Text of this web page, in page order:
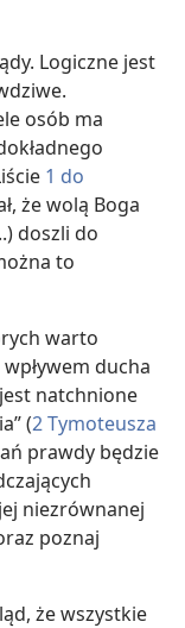
Logiczne jest
osób ma
1 do
że wolą Boga
doszli do
to
warto
ducha
jest natchnione
(2 Tymoteusza
prawdy będzie
niezrównanej
poznaj
że wszystkie